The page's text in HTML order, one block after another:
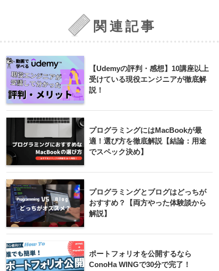
関連記事
【Udemyの評判・感想】10講座以上
受けている現役エンジニアが徹底解
説！
プログラミングにはMacBookが最
適！選び方を徹底解説【結論：用途
でスペック決め】
プログラミングとブログはどっちが
おすすめ？【両方やった体験談から
解説】
ポートフォリオを公開するなら
ConoHa WINGで30分で完了！